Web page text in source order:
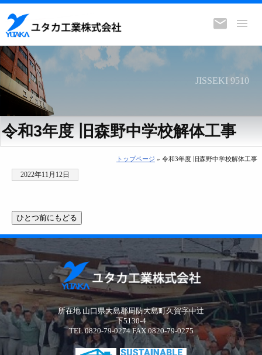
JISSEKI 9510
令和3年度 旧森野中学校解体工事
トップページ » 令和3年度 旧森野中学校解体工事
2022年11月12日
所在地 山口県大島郡周防大島町久賀字中辻
下5130-4
TEL.0820-79-0274 FAX.0820-79-0275